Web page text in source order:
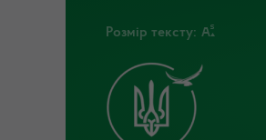
Розмір тексту: